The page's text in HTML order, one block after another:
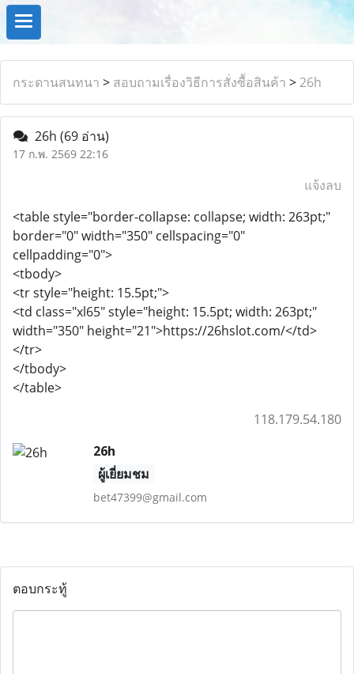
กระดานสนทนา > สอบถามเรื่องวิธีการสั่งซื้อสินค้า > 26h
26h (69 อ่าน)
17 ก.พ. 2569 22:16
แจ้งลบ
<table style="border-collapse: collapse; width: 263pt;"
border="0" width="350" cellspacing="0"
cellpadding="0">
<tbody>
<tr style="height: 15.5pt;">
<td class="xl65" style="height: 15.5pt; width: 263pt;"
width="350" height="21">https://26hslot.com/</td>
</tr>
</tbody>
</table>
118.179.54.180
26h
ผู้เยี่ยมชม
bet47399@gmail.com
ตอบกระทู้